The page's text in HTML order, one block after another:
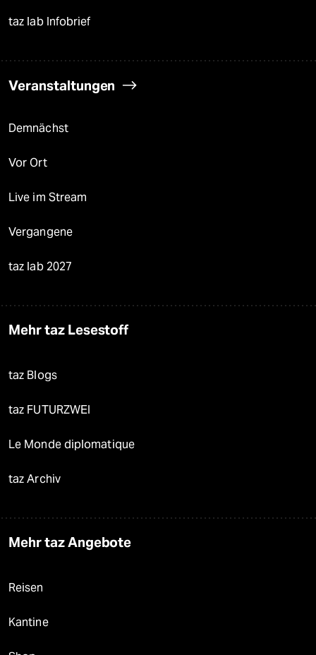
taz lab Infobrief
Veranstaltungen
Demnächst
Vor Ort
Live im Stream
Vergangene
taz lab 2027
Mehr taz Lesestoff
taz Blogs
taz FUTURZWEI
Le Monde diplomatique
taz Archiv
Mehr taz Angebote
Reisen
Kantine